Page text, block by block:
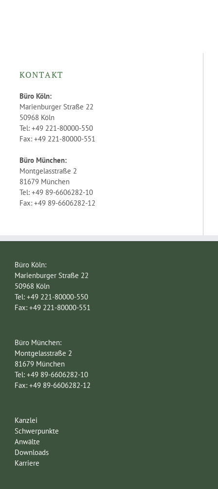
KONTAKT
Büro Köln:
Marienburger Straße 22
50968 Köln
Tel: +49 221-80000-550
Fax: +49 221-80000-551
Büro München:
Montgelasstraße 2
81679 München
Tel: +49 89-6606282-10
Fax: +49 89-6606282-12
Büro Köln:
Marienburger Straße 22
50968 Köln
Tel: +49 221-80000-550
Fax: +49 221-80000-551
Büro München:
Montgelasstraße 2
81679 München
Tel: +49 89-6606282-10
Fax: +49 89-6606282-12
Kanzlei
Schwerpunkte
Anwälte
Downloads
Karriere